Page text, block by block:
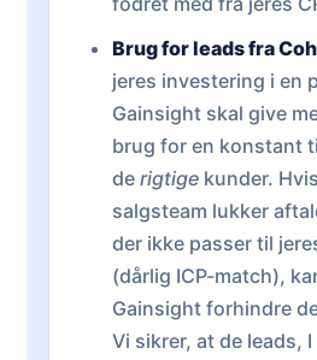
Brug for leads fra
jeres investering i en
Gainsight skal give
brug for en konstant
de rigtigekunder.
salgsteam lukker
der ikke passer til
(dårlig ICP-match),
Gainsight forhindre
Vi sikrer, at de leads,